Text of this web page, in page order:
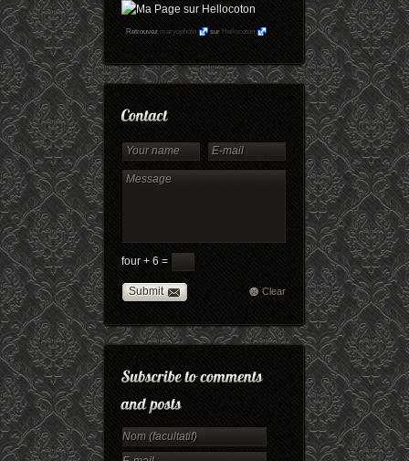
Retrouvezmaryophoto surHellocoton
four + 6 =
Submit Clear